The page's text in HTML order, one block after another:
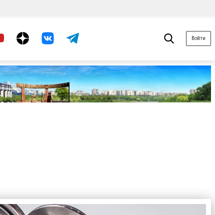
Войти